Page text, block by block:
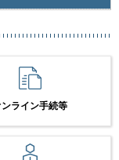
ライン手続等